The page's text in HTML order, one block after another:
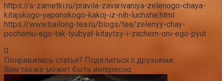
https://s-zametki.ru/pravila-zavarivaniya-zelenogo-chaya-
kitajskogo-yaponskogo-kakoj-iz-nih-luchshe.html
https://www.bailong-tea.ru/blogs/tea/zelenyy-chay-
pochemu-ego-tak-lyubyat-kitaytsy-i-zachem-oni-ego-pyut
0
Понравилась статья? Поделиться с друзьями:
Вам также может быть интересно